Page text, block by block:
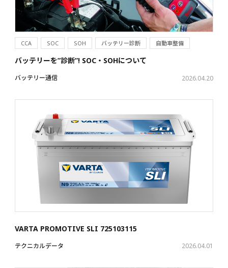
CCA SOC SOH バッテリー診断 自動車整備
バッテリーを”診断”! SOC・SOHについて
バッテリー通信 2026.04.20
VARTA PROMOTIVE SLI 725103115
テクニカルデータ 2026.04.01